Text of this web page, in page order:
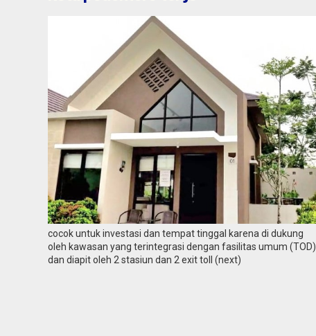
cocok untuk investasi dan tempat tinggal karena di dukung
oleh kawasan yang terintegrasi dengan fasilitas umum (TOD)
dan diapit oleh 2 stasiun dan 2 exit toll (next)